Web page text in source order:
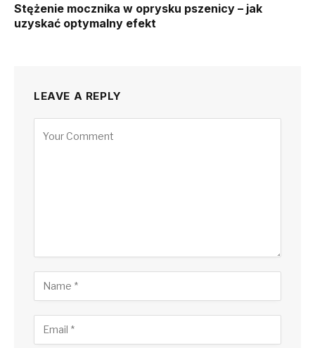
Stężenie mocznika w oprysku pszenicy – jak
uzyskać optymalny efekt
LEAVE A REPLY